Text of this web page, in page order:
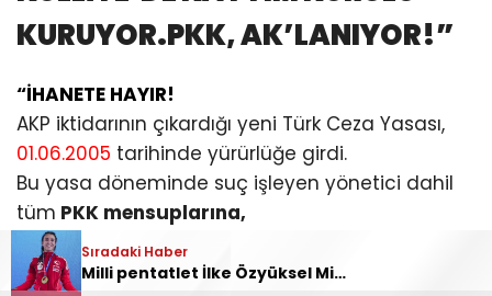
Sıradaki Haber
Milli pentatlet İlke Özyüksel Mihrioğlu, Avrupa şampiyonu oldu
KURUYOR.PKK, AK’LANIYOR!”
“İHANETE HAYIR!
AKP iktidarının çıkardığı yeni Türk Ceza Yasası,
01.06.2005 tarihinde yürürlüğe girdi.
Bu yasa döneminde suç işleyen yönetici dahil
tüm PKK mensuplarına,
Dağdan indikleri üstelik aynı gün,
Ceza değil siyaset ve seçilme yolu!